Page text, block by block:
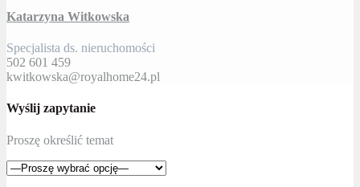
Katarzyna Witkowska
Specjalista ds. nieruchomości
502 601 459
kwitkowska@royalhome24.pl
Wyślij zapytanie
Proszę określić temat